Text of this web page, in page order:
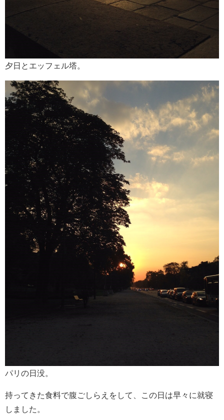
夕日とエッフェル塔。
パリの日没。
持ってきた食料で腹ごしらえをして、この日は早々に就寝
しました。